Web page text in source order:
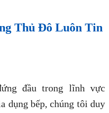
Thủ Đô Luôn Tin
đầu trong lĩnh vực
dụng bếp, chúng tôi duy